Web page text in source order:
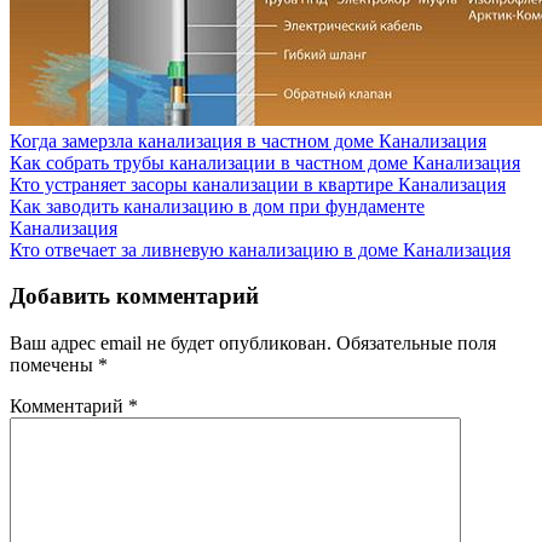
Когда замерзла канализация в частном доме Канализация
Как собрать трубы канализации в частном доме Канализация
Кто устраняет засоры канализации в квартире Канализация
Как заводить канализацию в дом при фундаменте
Канализация
Кто отвечает за ливневую канализацию в доме Канализация
Добавить комментарий
Ваш адрес email не будет опубликован. Обязательные поля
помечены *
Комментарий *